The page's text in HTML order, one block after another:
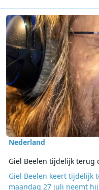
Lees meer over Giel Beelen
Nederland
Giel Beelen tijdelijk terug
Giel Beelen keert tijdelijk
maandag 27 juli neemt